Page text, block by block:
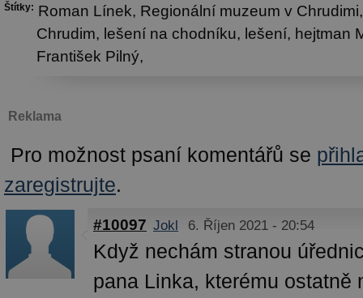
Štítky: Roman Línek, Regionální muzeum v
Chrudim, lešení na chodníku, lešení, hejtman
František Pilný,
Reklama
Pro možnost psaní komentářů se
zaregistrujte.
#10097 Jokl 6. Říjen 2021 - 20:54
Když nechám stranou
pana Linka, kterému ostatně